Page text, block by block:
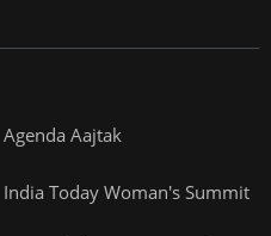
Agenda Aajtak
India Today Woman's Summit